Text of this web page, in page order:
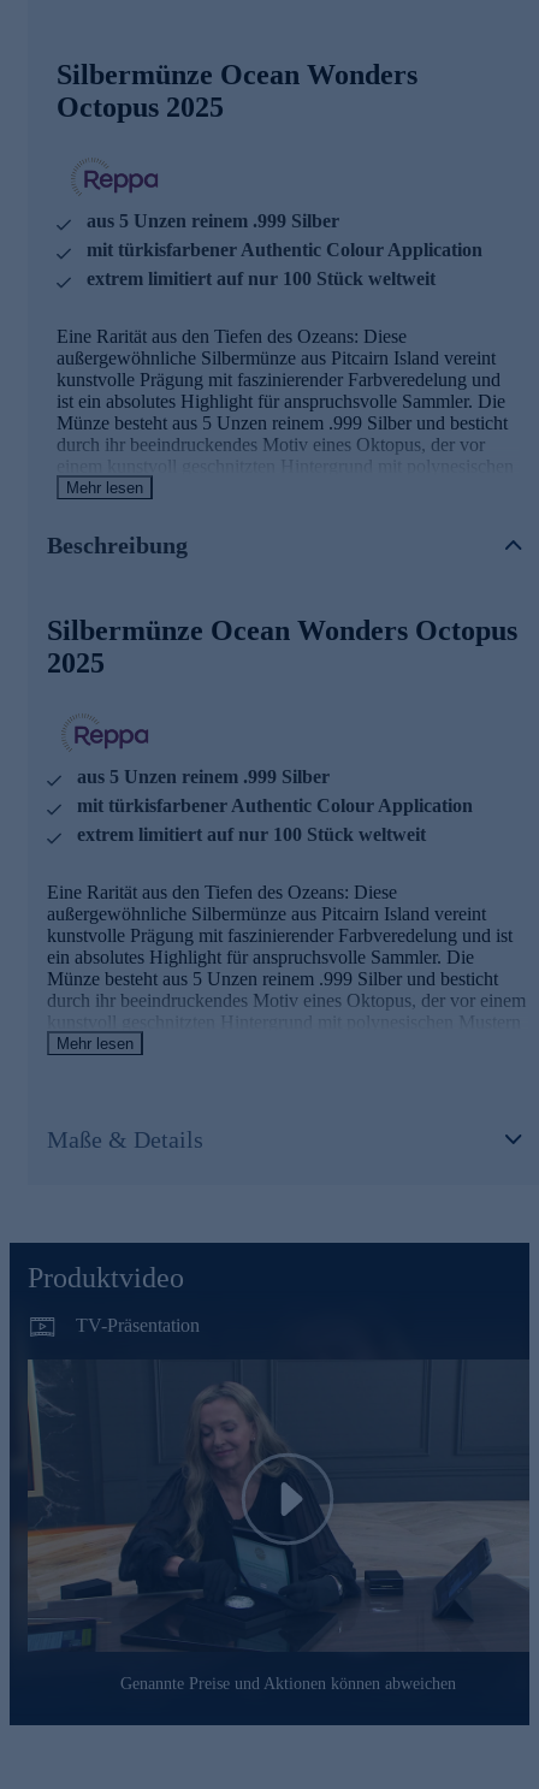
Silbermünze Ocean Wonders
Octopus 2025
aus 5 Unzen reinem .999 Silber
mit türkisfarbener Authentic Colour Application
extrem limitiert auf nur 100 Stück weltweit
Eine Rarität aus den Tiefen des Ozeans: Diese
außergewöhnliche Silbermünze aus Pitcairn Island vereint
kunstvolle Prägung mit faszinierender Farbveredelung und
ist ein absolutes Highlight für anspruchsvolle Sammler. Die
Münze besteht aus 5 Unzen reinem .999 Silber und besticht
durch ihr beeindruckendes Motiv eines Oktopus, der vor
einem kunstvoll geschnitzten Hintergrund mit polynesischen
Mustern dargestellt wird – inspiriert von traditionellen
dem Motiv eine besondere Tiefe und Lebendigkeit verleiht.
Meisterwerk der Prägekunst. Die Rückseite zeigt das Porträt
von König Charles III. und unterstreicht den offiziellen
Charakter dieser Sammlermünze mit einem Nennwert von
Sammlerstück von außergewöhnlichem Wert. Geliefert wird
die Münze in einer eleganten Originalverpackung mit
Echtheitszertifikat. Ein faszinierendes Sammlerstück, das die
und in jeder Sammlung einen besonderen Platz verdient.
Mehr lesen
Beschreibung
Silbermünze Ocean Wonders Octopus
2025
aus 5 Unzen reinem .999 Silber
mit türkisfarbener Authentic Colour Application
extrem limitiert auf nur 100 Stück weltweit
Eine Rarität aus den Tiefen des Ozeans: Diese
außergewöhnliche Silbermünze aus Pitcairn Island vereint
kunstvolle Prägung mit faszinierender Farbveredelung und ist
ein absolutes Highlight für anspruchsvolle Sammler. Die
Münze besteht aus 5 Unzen reinem .999 Silber und besticht
durch ihr beeindruckendes Motiv eines Oktopus, der vor einem
kunstvoll geschnitzten Hintergrund mit polynesischen Mustern
dargestellt wird – inspiriert von traditionellen Maori-
einem Durchmesser von 65 mm und der Erhaltung Polierte
Platte (Proof) ist diese Münze ein wahres Meisterwerk der
extrem geringe weltweite Auflage von nur 100 Stück macht
außergewöhnlichem Wert. Geliefert wird die Münze in einer
faszinierendes Sammlerstück, das die Schönheit der
Mehr lesen
Maße & Details
Produktvideo
TV-Präsentation
Play
Genannte Preise und Aktionen können abweichen